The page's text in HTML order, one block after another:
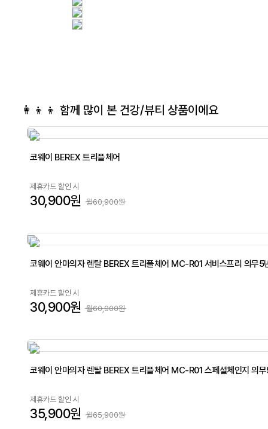
👩‍👦‍👦 함께 많이 본 건강/뷰티 상품이에요
코웨이 BEREX 트리플체어
제휴카드 할인 시
30,900원 월60,900원
코웨이 안마의자 렌탈 BEREX 트리플체어 MC-R01 서비스프리 의무5
제휴카드 할인 시
30,900원 월60,900원
코웨이 안마의자 렌탈 BEREX 트리플체어 MC-R01 스페셜체인지 의
제휴카드 할인 시
35,900원 월65,900원